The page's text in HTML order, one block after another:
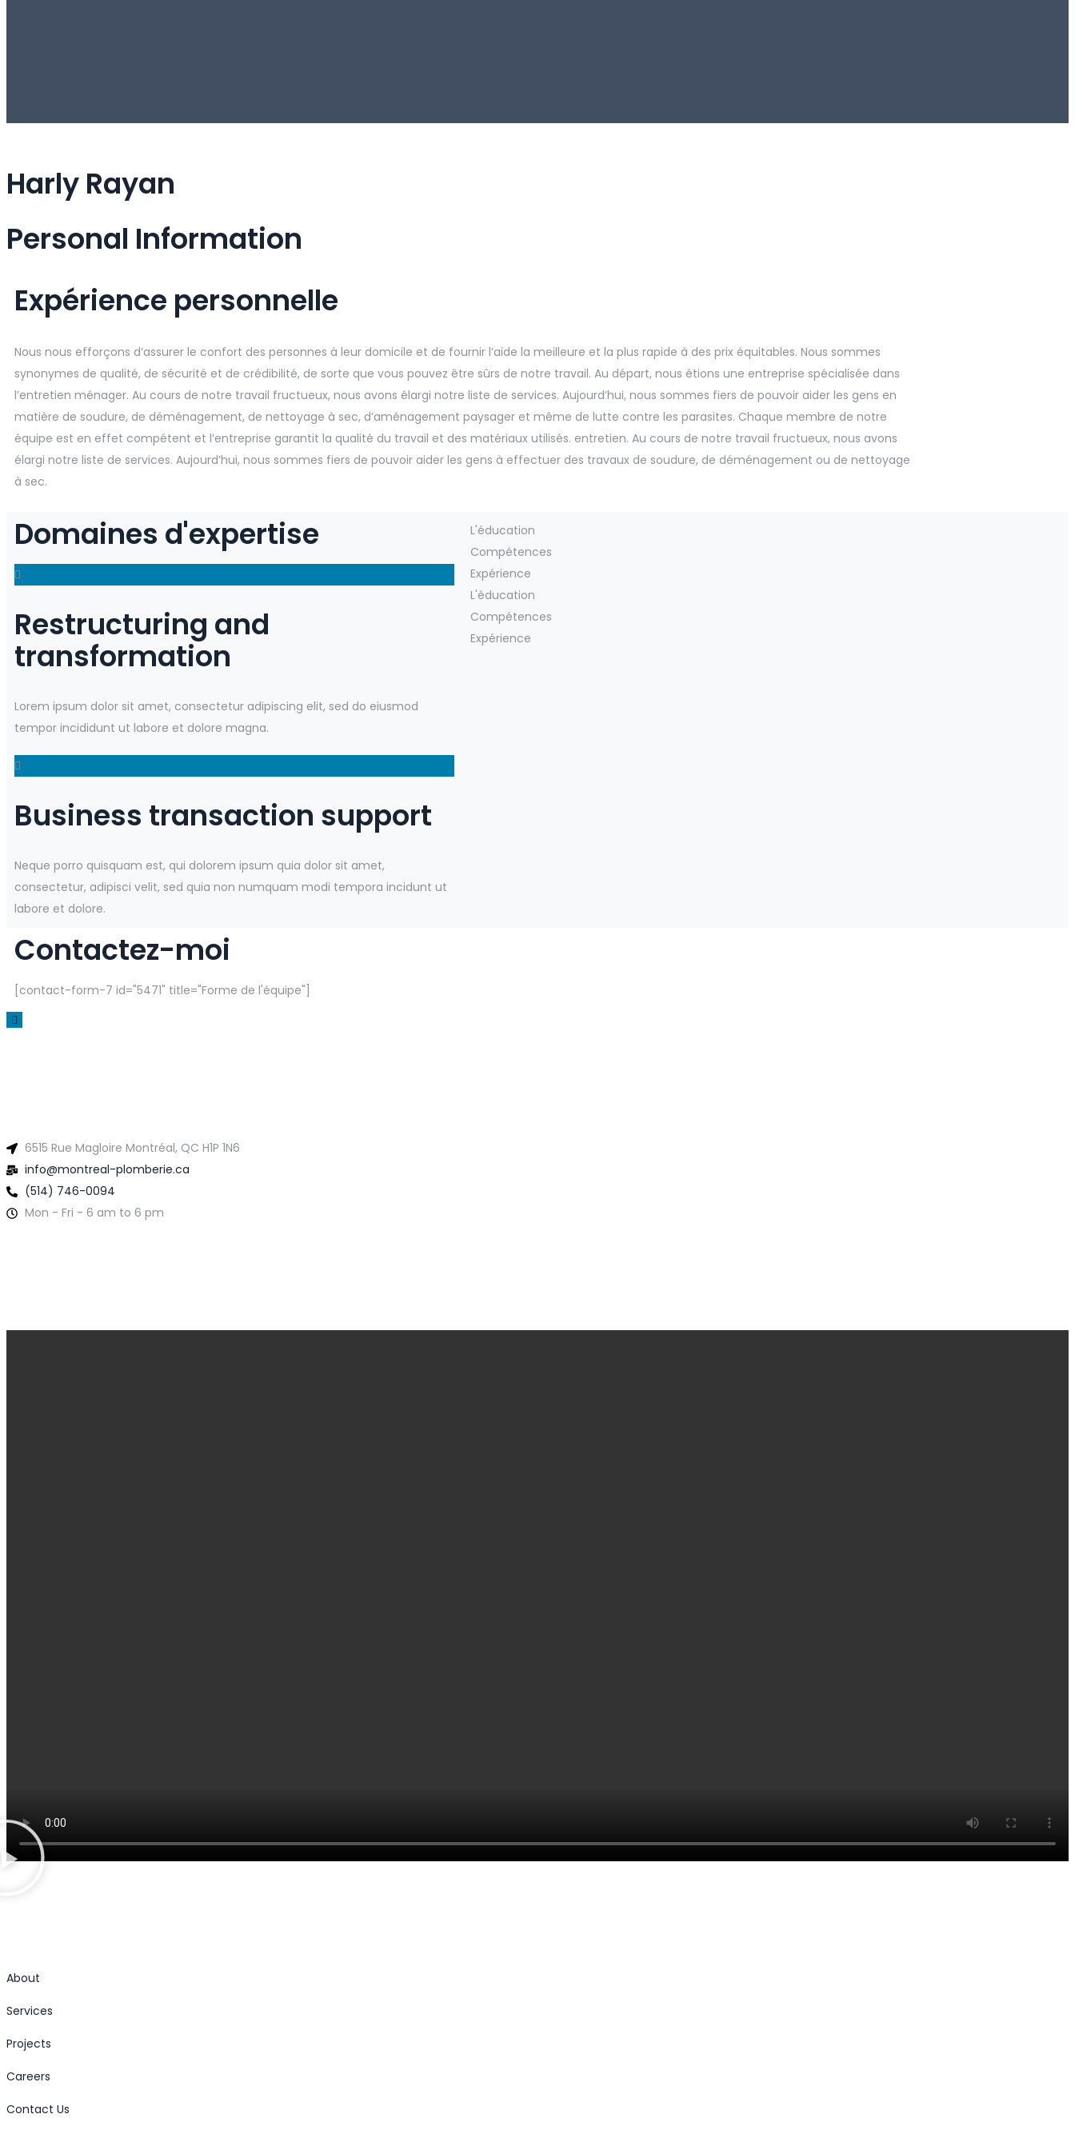
Harly Rayan
Personal Information
Expérience personnelle
Nous nous efforçons d’assurer le confort des personnes à leur domicile et de fournir l’aide la meilleure et la plus rapide à des prix équitables. Nous sommes
synonymes de qualité, de sécurité et de crédibilité, de sorte que vous pouvez être sûrs de notre travail. Au départ, nous étions une entreprise spécialisée dans
l’entretien ménager. Au cours de notre travail fructueux, nous avons élargi notre liste de services. Aujourd’hui, nous sommes fiers de pouvoir aider les gens en
matière de soudure, de déménagement, de nettoyage à sec, d’aménagement paysager et même de lutte contre les parasites. Chaque membre de notre
équipe est en effet compétent et l’entreprise garantit la qualité du travail et des matériaux utilisés. entretien. Au cours de notre travail fructueux, nous avons
élargi notre liste de services. Aujourd’hui, nous sommes fiers de pouvoir aider les gens à effectuer des travaux de soudure, de déménagement ou de nettoyage
à sec.
Domaines d'expertise
Restructuring and
transformation
Lorem ipsum dolor sit amet, consectetur adipiscing elit, sed do eiusmod
tempor incididunt ut labore et dolore magna.
Business transaction support
Neque porro quisquam est, qui dolorem ipsum quia dolor sit amet,
consectetur, adipisci velit, sed quia non numquam modi tempora incidunt ut
labore et dolore.
L'éducation
Compétences
Expérience
L'éducation
Compétences
Expérience
Contactez-moi
[contact-form-7 id="5471" title="Forme de l'équipe"]
6515 Rue Magloire Montréal, QC H1P 1N6
info@montreal-plomberie.ca
(514) 746-0094
Mon - Fri - 6 am to 6 pm
About
Services
Projects
Careers
Contact Us